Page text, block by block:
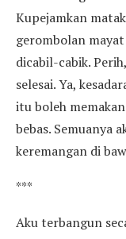
Kupejamkan
gerombolan
dicabil-cabik.
selesai. Ya,
itu boleh
bebas. Semuanya
keremangan di
***
Aku terbangun